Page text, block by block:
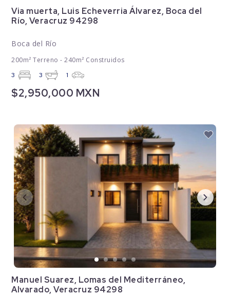
Via muerta, Luis Echeverria Álvarez, Boca del
Río, Veracruz 94298
Boca del Río
200m² Terreno - 240m² Construidos
3 3 1
$2,950,000 MXN
Manuel Suarez, Lomas del Mediterráneo,
Alvarado, Veracruz 94298